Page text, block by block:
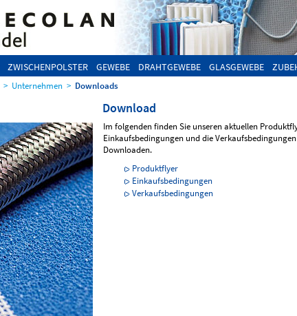
ZWISCHENPOLSTER GEWEBE DRAHTGEWEBE GLASGEWEBE
> Unternehmen > Downloads
Download
Im folgenden finden Sie unseren aktuellen
Einkaufsbedingungen und die Verkaufsbedingungen
Downloaden.
Produktflyer
Einkaufsbedingungen
Verkaufsbedingungen